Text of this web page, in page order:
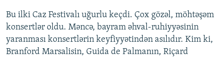
Bu ilki Caz Festivalı uğurlu keçdi. Çox gözəl, möhtəşəm
konsertlər oldu. Məncə, bayram əhval-ruhiyyəsinin
yaranması konsertlərin keyfiyyətindən asılıdır. Kim ki,
Branford Marsalisin, Guida de Palmanın, Riçard